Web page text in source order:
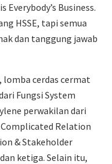
Everybody’s Business.
HSSE, tapi semua
dan tanggung jawab
cerdas cermat
Fungsi System
perwakilan dari
Relation
& Stakeholder
ketiga. Selain itu,